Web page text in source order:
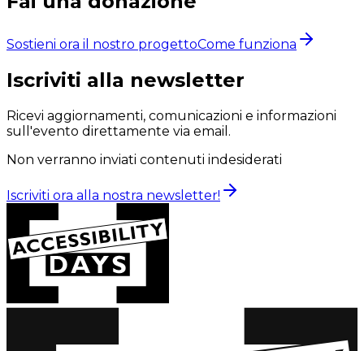
Sostieni ora il nostro progettoCome funziona
Iscriviti alla newsletter
Ricevi aggiornamenti, comunicazioni e informazioni
sull'evento direttamente via email.
Non verranno inviati contenuti indesiderati
Iscriviti ora alla nostra newsletter!